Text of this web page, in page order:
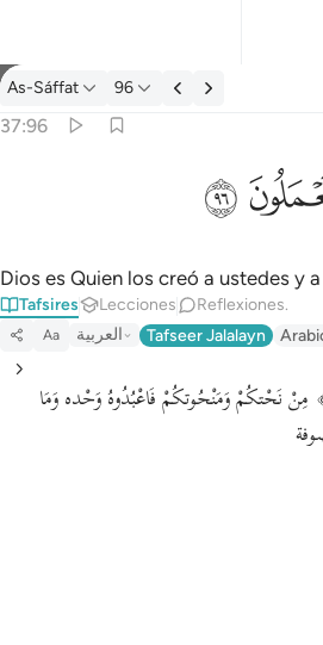
Tafsir: As-Sáffat 37:96
As-Sáffat 96
37:96
وَٱللَّهُ خَلَقَكُمْ وَمَا تَعْمَلُونَ ٩٦ﲨ
Dios es Quien los creó a ustedes y
Tafsires Lecciones Reflexiones.
Aa العربية Tafseer Jalalayn
خَلَقَكُمۡ وَمَا تَعۡمَلُونَ ٩٦﴾ مِنْ نَحْتكُمْ وَمَنْحُوتكُمْ فَاعْبُدُوهُ وَحْده وَمَا